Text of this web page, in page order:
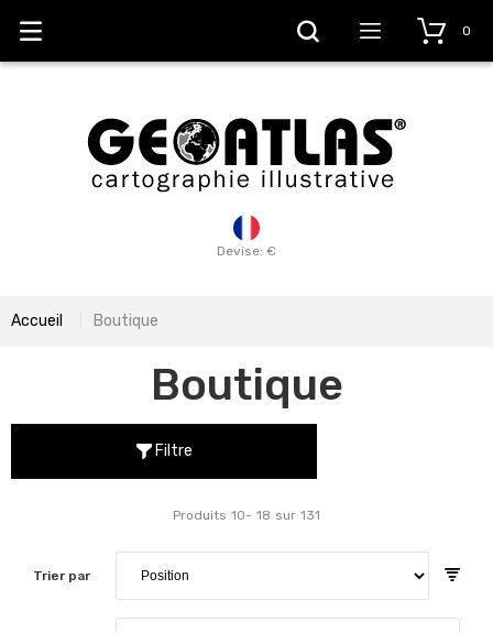
Devise: €
0
Accueil Boutique
Boutique
Filtre
Trier par
Produits 10- 18 sur 131